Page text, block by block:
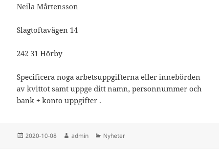
Neila Mårtensson
Slagtoftavägen 14
242 31 Hörby
Specificera noga arbetsuppgifterna eller innebörden
av kvittot samt uppge ditt namn, personnummer och
bank + konto uppgifter .
Postat
2020-10-08 Författare
admin Kategorier
Nyheter